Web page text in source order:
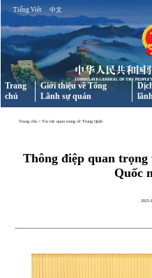
Tiếng Việt 中文
Trang
chủ
Giới thiệu về Tổng
Lãnh sự quán
Trang chủ >Tin tức quan trọng về Trung Quốc
Thông điệp quan
Quốc
2025-